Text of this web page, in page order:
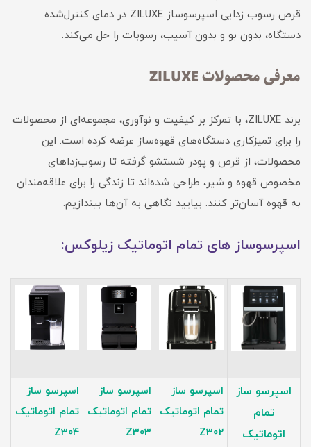
قرص رسوب زدایی اسپرسوساز ZILUXE در دمای کنترل‌شده
دستگاه، بدون بو و بدون آسیب، رسوبات را حل می‌کند.
معرفی محصولات ZILUXE
برند ZILUXE، با تمرکز بر کیفیت و نوآوری، مجموعه‌ای از محصولات
را برای تمیزکاری دستگاه‌های قهوه‌ساز عرضه کرده است. این
محصولات، از قرص و پودر شستشو گرفته تا رسوب‌زداهای
مخصوص قهوه و شیر، طراحی شده‌اند تا زندگی را برای علاقه‌مندان
به قهوه آسان‌تر کنند. بیایید نگاهی به آن‌ها بیندازیم.
اسپرسوساز های تمام اتوماتیک زیلوکس:
اسپرسو ساز
تمام
اتوماتیک
اسپرسو ساز
تمام اتوماتیک
Z302
اسپرسو ساز
تمام اتوماتیک
Z303
اسپرسو ساز
تمام اتوماتیک
Z304